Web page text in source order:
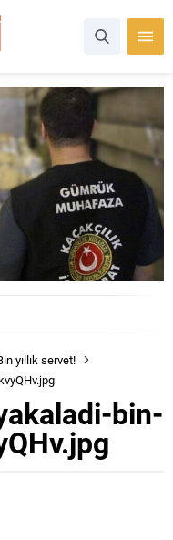
yıllık servet!
bin-